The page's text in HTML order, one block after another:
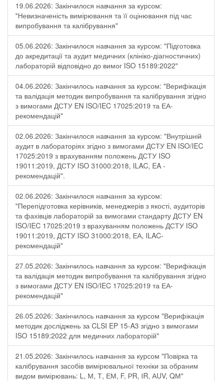
19.06.2026: Закінчилося навчання за курсом:
"Невизначеність вимірювання та її оцінювання під час
випробування та калібрування"
05.06.2026: Закінчилося навчання за курсом: "Підготовка
до акредитації та аудит медичних (клініко-діагностичних)
лабораторій відповідно до вимог ISO 15189:2022"
04.06.2026: Закінчилось навчання за курсом: "Верифікація
та валідація методик випробування та калібрування згідно
з вимогами ДСТУ EN ISO/IEC 17025:2019 та ЕА-
рекомендацій"
02.06.2026: Закінчилося навчання за курсом: "Внутрішній
аудит в лабораторіях згідно з вимогами ДСТУ EN ISO/IEC
17025:2019 з врахуванням положень ДСТУ ISO
19011:2019, ДСТУ ISO 31000:2018, ILAC, EA -
рекомендацій".
02.06.2026: Закінчилося навчання за курсом:
"Перепідготовка керівників, менеджерів з якості, аудиторів
та фахівців лабораторій за вимогами стандарту ДСТУ EN
ISO/IEC 17025:2019 з врахуванням положень ДСТУ ISO
19011:2019, ДСТУ ISO 31000:2018, ЕА, ILAC-
рекомендацій"
27.05.2026: Закінчилось навчання за курсом: "Верифікація
та валідація методик випробування та калібрування згідно
з вимогами ДСТУ EN ISO/IEC 17025:2019 та ЕА-
рекомендацій"
26.05.2026: Закінчилось навчання за курсом "Верифікація
методик досліджень за CLSI EP 15-A3 згідно з вимогами
ISO 15189:2022 для медичних лабораторій"
21.05.2026: Закінчилось навчання за курсом "Повірка та
калібрування засобів вимірювальної техніки за обраним
видом вимірювань: L, М, Т, ЕМ, F, РR, ІR, АUV, QМ"